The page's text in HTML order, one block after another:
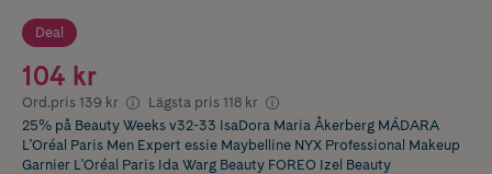
Deal
104 kr
Ord.pris 139 kr Lägsta pris 118 kr
25% på Beauty Weeks v32-33 IsaDora Maria Åkerberg MÁDARA
L'Oréal Paris Men Expert essie Maybelline NYX Professional Makeup
Garnier L'Oréal Paris Ida Warg Beauty FOREO Izel Beauty